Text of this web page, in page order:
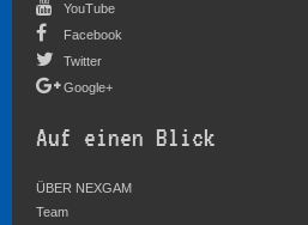
YouTube
Facebook
Twitter
Google+
Auf einen Blick
ÜBER NEXGAM
Team